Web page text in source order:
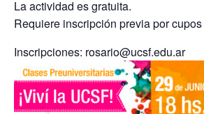
La actividad es gratuita.
Requiere inscripción previa por
Inscripciones: rosario@ucsf.edu.ar